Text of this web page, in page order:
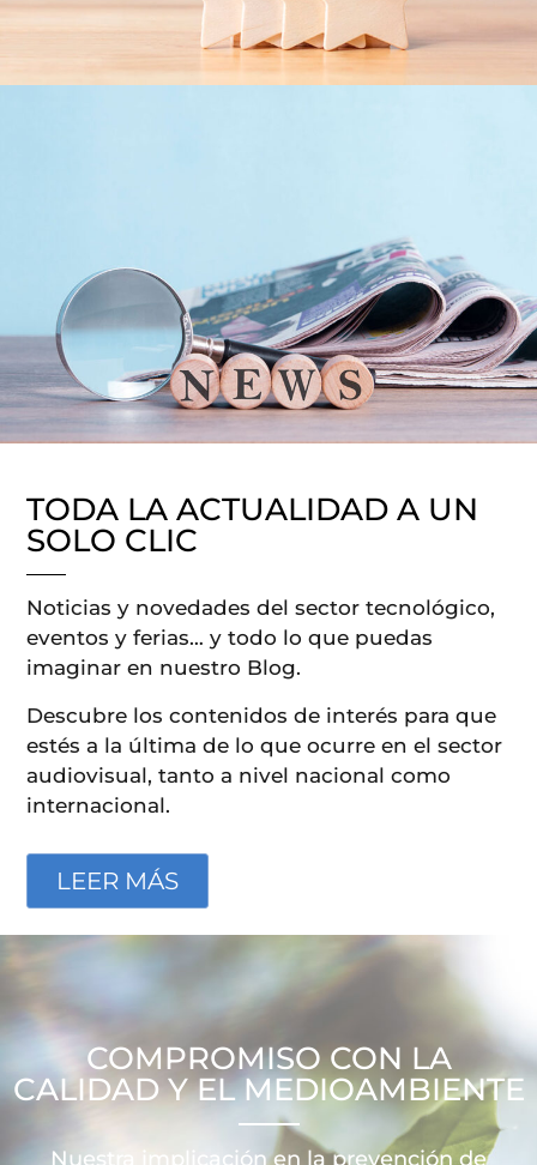
TODA LA ACTUALIDAD A UN
SOLO CLIC
Noticias y novedades del sector tecnológico,
eventos y ferias… y todo lo que puedas
imaginar en nuestro Blog.
Descubre los contenidos de interés para que
estés a la última de lo que ocurre en el sector
audiovisual, tanto a nivel nacional como
internacional.
LEER MÁS
COMPROMISO CON LA
CALIDAD Y EL MEDIOAMBIENTE
Nuestra implicación en la prevención de